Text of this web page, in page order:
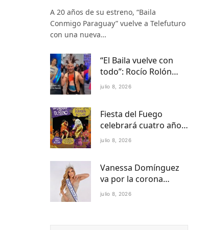
paraguaya
A 20 años de su estreno, “Baila
Conmigo Paraguay” vuelve a Telefuturo
con una nueva…
“El Baila vuelve con
todo”: Rocío Rolón
adelanta detalles del
paraguaya
julio 8, 2026
Fiesta del Fuego
celebrará cuatro años
de Folklore Fusión en
julio 8, 2026
Vanessa Domínguez
va por la corona
internacional:
julio 8, 2026